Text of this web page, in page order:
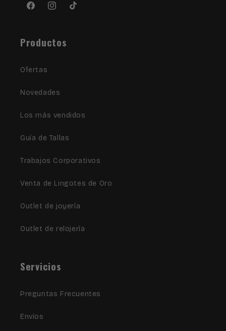
FacebookInstagram
TikTok
Productos
Ofertas
Novedades
Los más vendidos
Guía de Tallas
Trabajos Corporativos
Venta de Lingotes de Oro
Outlet de joyería
Outlet de relojería
Servicios
Preguntas Frecuentes
Envíos